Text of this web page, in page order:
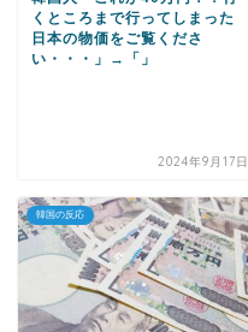
くところまで行ってしまった
日本の物価をご覧くださ
い・・・」→「」
2024年9月17日
韓国の反応